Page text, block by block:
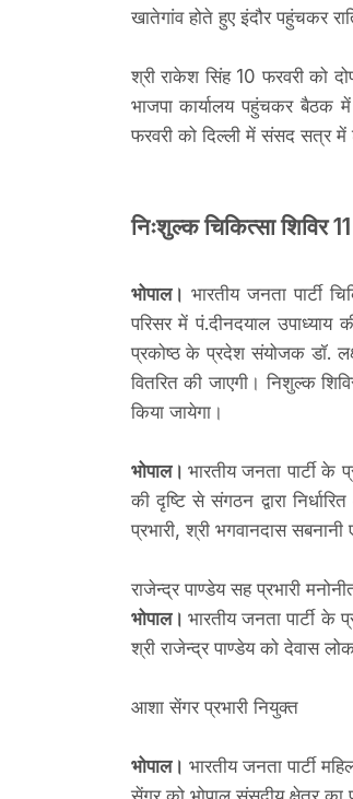
खातेगांव होते हुए इंदौर पहुंचकर
श्री राकेश सिंह 10 फरवरी को
भाजपा कार्यालय पहुंचकर बैठक
फरवरी को दिल्ली में संसद सत्र में
निःशुल्क चिकित्सा शिविर
भोपाल। भारतीय जनता पार्टी
परिसर में पं.दीनदयाल
प्रकोष्ठ के प्रदेश संयोजक डॉ.
वितरित की जाएगी। निशुल्क
किया जायेगा।
भोपाल। भारतीय जनता पार्टी
की दृष्टि से संगठन द्वारा
प्रभारी, श्री भगवानदास सबनानी
राजेन्द्र पाण्डेय सह प्रभारी
भोपाल। भारतीय जनता पार्टी
श्री राजेन्द्र पाण्डेय को देवास
आशा सेंगर प्रभारी नियुक्त
भोपाल। भारतीय जनता पार्टी